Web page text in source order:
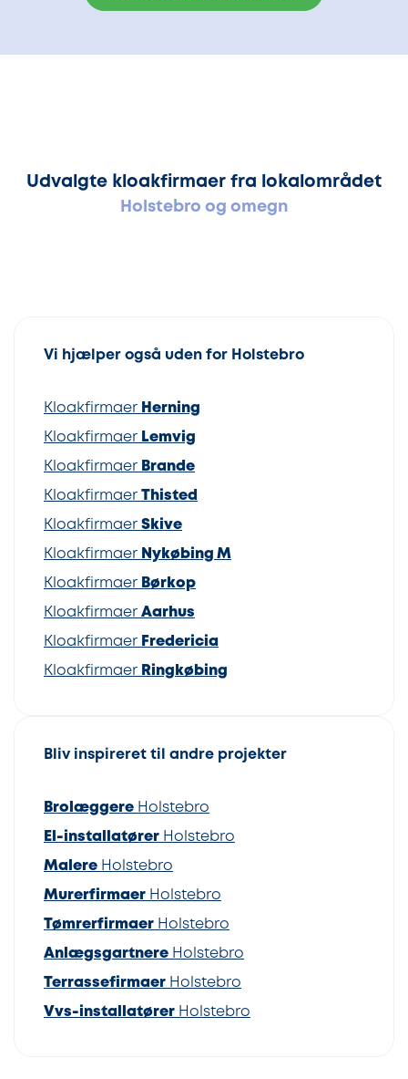
Udvalgte kloakfirmaer fra lokalområdet
Holstebro og omegn
Vi hjælper også uden for Holstebro
Kloakfirmaer Herning
Kloakfirmaer Lemvig
Kloakfirmaer Brande
Kloakfirmaer Thisted
Kloakfirmaer Skive
Kloakfirmaer Nykøbing M
Kloakfirmaer Børkop
Kloakfirmaer Aarhus
Kloakfirmaer Fredericia
Kloakfirmaer Ringkøbing
Bliv inspireret til andre projekter
Brolæggere Holstebro
El-installatører Holstebro
Malere Holstebro
Murerfirmaer Holstebro
Tømrerfirmaer Holstebro
Anlægsgartnere Holstebro
Terrassefirmaer Holstebro
Vvs-installatører Holstebro